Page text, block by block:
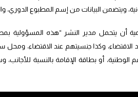
ويتضمن البيانات من إسم المطبوع الدوري،
أن يتحمل مدير النشر “هذه المسؤولية
الاقتضاء، وكذا جنسيتهم عند الاقتضاء،
أو بطاقة الإقامة بالنسبة للأجانب،